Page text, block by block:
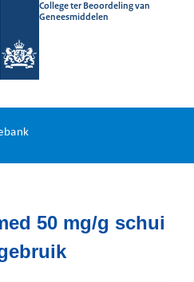
College ter Beoordeling van
Geneesmiddelen
50 mg/g schui